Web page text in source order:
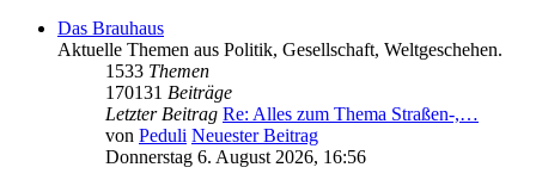
Das Brauhaus
Aktuelle Themen aus Politik, Gesellschaft, Weltgeschehen.
1533 Themen
170131 Beiträge
Letzter Beitrag Re: Alles zum Thema Straßen-,…
von Peduli Neuester Beitrag
Donnerstag 6. August 2026, 16:56